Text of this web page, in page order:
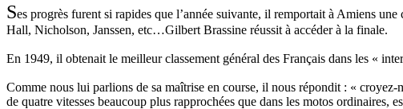
Ses progrès furent si rapides que l’année suivante, il remportait à Amiens
Hall, Nicholson, Janssen, etc…Gilbert Brassine réussit à accéder à la finale.
En 1949, il obtenait le meilleur classement général des Français dans les «
Comme nous lui parlions de sa maîtrise en course, il nous répondit : «
de quatre vitesses beaucoup plus rapprochées que dans les motos